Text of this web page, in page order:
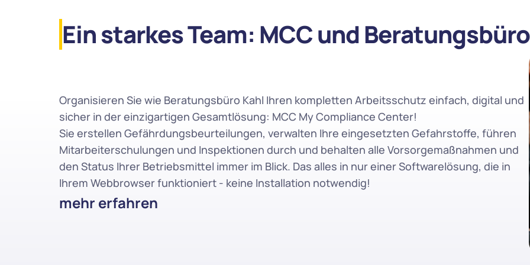
Ein starkes Team: MCC und
Organisieren Sie wie Beratungsbüro Kahl Ihren kompletten Arbeitsschutz einfach, digital und
sicher in der einzigartigen Gesamtlösung: MCC My Compliance Center!
Sie erstellen Gefährdungsbeurteilungen, verwalten Ihre eingesetzten Gefahrstoffe, führen
Mitarbeiterschulungen und Inspektionen durch und behalten alle Vorsorgemaßnahmen und
den Status Ihrer Betriebsmittel immer im Blick. Das alles in nur einer Softwarelösung, die in
Ihrem Webbrowser funktioniert - keine Installation notwendig!
mehr erfahren